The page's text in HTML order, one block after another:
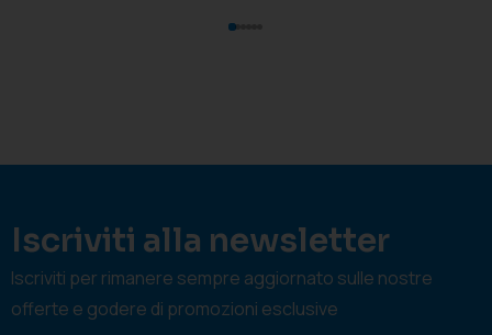
Iscriviti alla newsletter
Iscriviti per rimanere sempre aggiornato sulle nostre
offerte e godere di promozioni esclusive